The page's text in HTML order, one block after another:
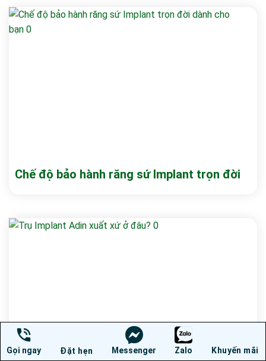
Chế độ bảo hành răng sứ Implant trọn đời
Gọi ngay Đặt hẹn Messenger Zalo Khuyến mãi